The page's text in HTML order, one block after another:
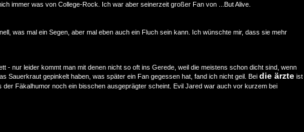
immer was von College-Rock. Ich war aber seinerzeit großer Fan von ...But Alive.
was mal ein Segen, aber mal eben auch ein Fluch sein kann. Ich wünschte mir, dass sie mehr
nur leider kommt man mit denen nicht so oft ins Gerede, weil die meistens schon dicht sind, wenn
Sauerkraut gepinkelt haben, was später ein Fan gegessen hat, fand ich nicht geil. Bei die ärzte ist
der Fäkalhumor noch ein bisschen ausgeprägter scheint. Evil Jared war auch vor kurzem bei